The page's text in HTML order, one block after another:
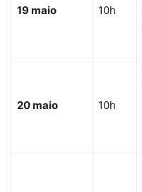
19 maio 10h
20 maio 10h